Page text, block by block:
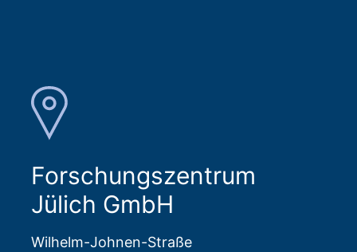
Forschungszentrum
Jülich GmbH
Wilhelm-Johnen-Straße